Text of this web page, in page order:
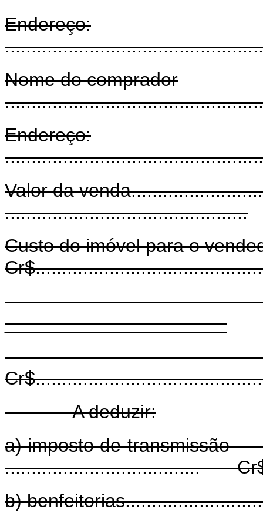
Endereço:
Nome do comprador
Endereço:
Valor da
..............................................
Custo do imóvel para o
_____________________
A deduzir:
a) imposto de
.....................................
b)